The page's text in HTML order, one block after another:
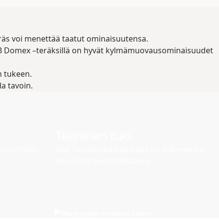
voi menettää taatut ominaisuutensa.
Domex –teräksillä on hyvät kylmämuovausominaisuudet
tukeen.
tavoin.